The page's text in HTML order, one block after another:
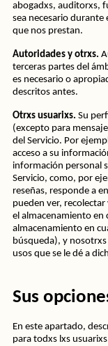
abogadxs, auditorxs,
sea necesario durante
que nos prestan.
Autoridades y otrxs.
terceras partes del
es necesario o
descritos antes.
Otrxs usuarixs. Su
(excepto para
del Servicio. Por
acceso a su
información personal
Servicio, como, por
reseñas, responde a
pueden ver,
el almacenamiento en
almacenamiento en
búsqueda), y nosotrxs
usos que se le dé a
Sus
En este apartado,
para todxs lxs